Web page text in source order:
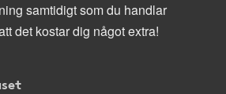
samtidigt som du handlar
det kostar dig något extra!